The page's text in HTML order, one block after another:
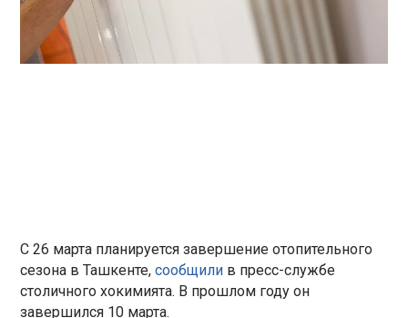
С 26 марта планируется завершение отопительного
сезона в Ташкенте,сообщили в пресс-службе
столичного хокимията. В прошлом году он
завершился 10 марта.